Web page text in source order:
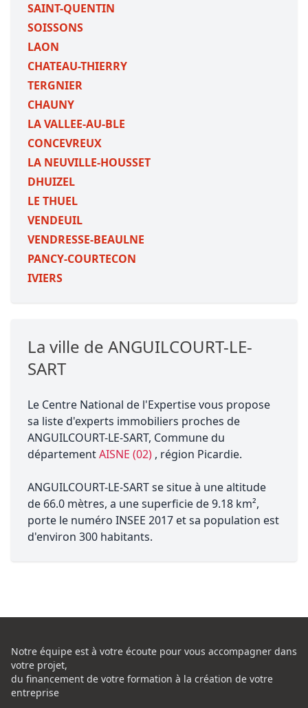
SAINT-QUENTIN
SOISSONS
LAON
CHATEAU-THIERRY
TERGNIER
CHAUNY
LA VALLEE-AU-BLE
CONCEVREUX
LA NEUVILLE-HOUSSET
DHUIZEL
LE THUEL
VENDEUIL
VENDRESSE-BEAULNE
PANCY-COURTECON
IVIERS
La ville de ANGUILCOURT-LE-
SART
Le Centre National de l'Expertise vous propose
sa liste d'experts immobiliers proches de
ANGUILCOURT-LE-SART, Commune du
départementAISNE (02) , région Picardie.
ANGUILCOURT-LE-SART se situe à une altitude
de 66.0 mètres, a une superficie de 9.18 km²,
porte le numéro INSEE 2017 et sa population est
d'environ 300 habitants.
Notre équipe est à votre écoute pour vous accompagner dans
votre projet,
du financement de votre formation à la création de votre
entreprise